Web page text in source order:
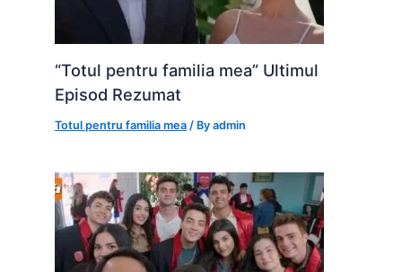
“Totul pentru familia mea” Ultimul
Episod Rezumat
Totul pentru familia mea / Byadmin